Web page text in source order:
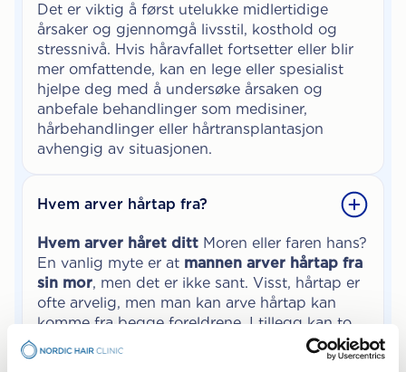
Det er viktig å først utelukke midlertidige
årsaker og gjennomgå livsstil, kosthold og
stressnivå. Hvis håravfallet fortsetter eller blir
mer omfattende, kan en lege eller spesialist
hjelpe deg med å undersøke årsaken og
anbefale behandlinger som medisiner,
hårbehandlinger eller hårtransplantasjon
avhengig av situasjonen.
Hvem arver hårtap fra?
Hvem arver håret ditt Moren eller faren hans?
En vanlig myte er at mannen arver hårtap fra
sin mor, men det er ikke sant. Visst, hårtap er
ofte arvelig, men man kan arve hårtap kan
komme fra begge foreldrene. I tillegg kan to
søsken ha forskjellig hårkvalitet eller miste
håret i forskjellige grader og aldre, noe som